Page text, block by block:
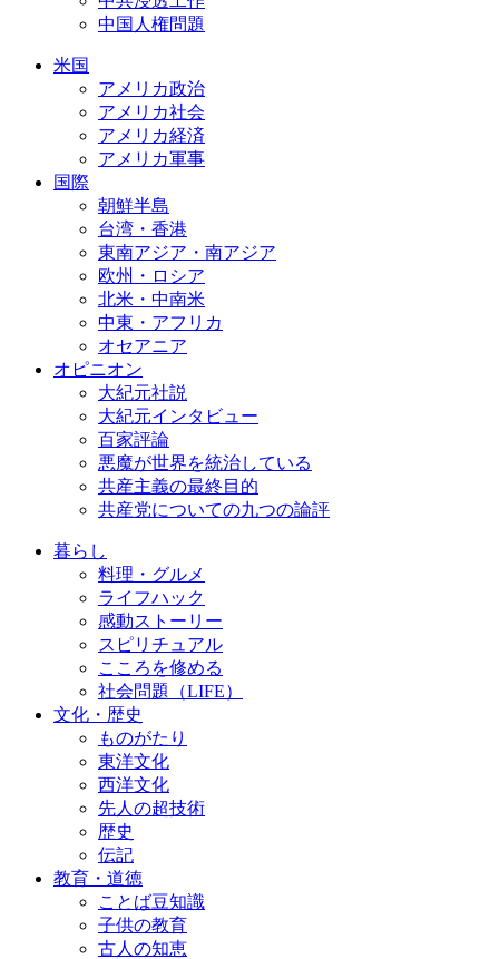
中国人権問題
米国
アメリカ政治
アメリカ社会
アメリカ経済
アメリカ軍事
国際
朝鮮半島
台湾・香港
東南アジア・南アジア
欧州・ロシア
北米・中南米
中東・アフリカ
オセアニア
オピニオン
大紀元社説
大紀元インタビュー
百家評論
悪魔が世界を統治している
共産主義の最終目的
共産党についての九つの論評
暮らし
料理・グルメ
ライフハック
感動ストーリー
スピリチュアル
こころを修める
社会問題（LIFE）
文化・歴史
ものがたり
東洋文化
西洋文化
先人の超技術
歴史
伝記
教育・道徳
ことば豆知識
子供の教育
古人の知恵